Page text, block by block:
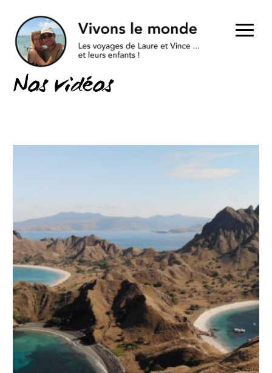
Nos vidéos